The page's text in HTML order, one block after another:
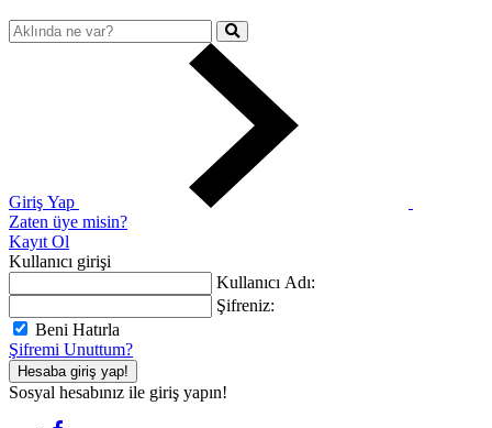
Giriş Yap
Zaten üye misin?
Kayıt Ol
Kullanıcı girişi
Kullanıcı Adı:
Şifreniz:
Beni Hatırla
Şifremi Unuttum?
Hesaba giriş yap!
Sosyal hesabınız ile giriş yapın!